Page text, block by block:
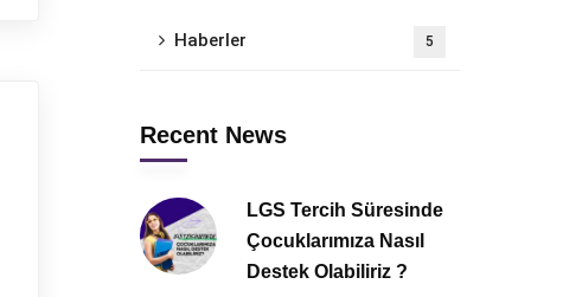
Haberler 5
Recent News
LGS Tercih Süresinde
Çocuklarımıza Nasıl
Destek Olabiliriz ?